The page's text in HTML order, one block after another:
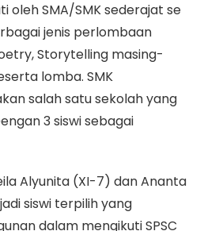
oleh SMA/SMK sederajat se
jenis perlombaan
Storytelling masing-
lomba. SMK
salah satu sekolah yang
3 siswi sebagai
Alyunita (XI-7) dan Ananta
siswi terpilih yang
dalam mengikuti SPSC